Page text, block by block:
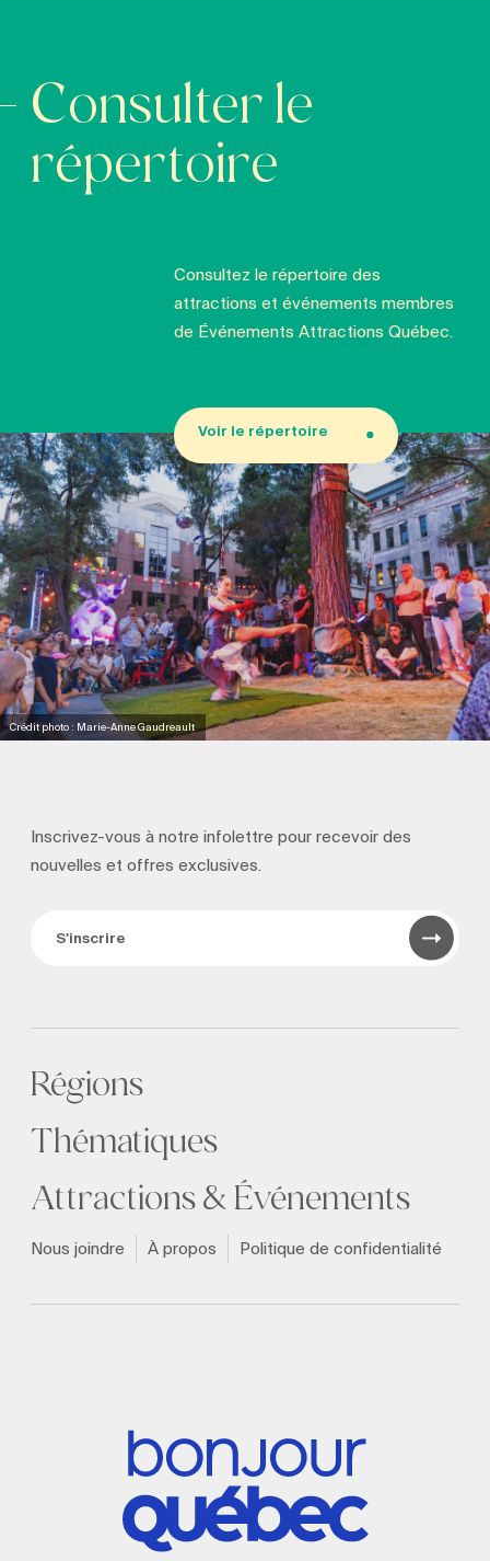
Consulter le
répertoire
Consultez le répertoire des
attractions et événements membres
de Événements Attractions Québec.
Voir le répertoire
Crédit photo : Marie-Anne Gaudreault
Inscrivez-vous à notre infolettre pour recevoirdes
nouvelles et offres exclusives.
S'inscrire
Régions
Thématiques
Attractions & Événements
Nous joindre À propos Politique de confidentialité